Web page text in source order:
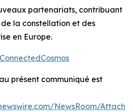
partenariats, contribuant
la constellation et des
en Europe.
ConnectedCosmos
présent communiqué est
NewsRoom/